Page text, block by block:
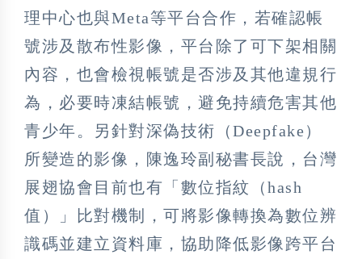
理中心也與Meta等平台合作，若確認帳
號涉及散布性影像，平台除了可下架相關
內容，也會檢視帳號是否涉及其他違規行
為，必要時凍結帳號，避免持續危害其他
青少年。另針對深偽技術（Deepfake）
所變造的影像，陳逸玲副秘書長說，台灣
展翅協會目前也有「數位指紋（hash
值）」比對機制，可將影像轉換為數位辨
識碼並建立資料庫，協助降低影像跨平台